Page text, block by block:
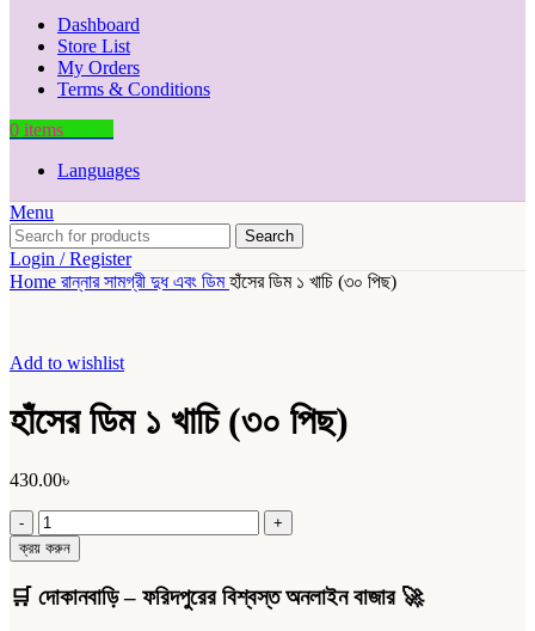
Dashboard
Store List
My Orders
Terms & Conditions
0 items
Languages
Menu
Search
Login / Register
Home রান্নার সামগ্রী দুধ এবং ডিমহাঁসের ডিম ১ খাচি (৩০ পিছ)
Add to wishlist
হাঁসের ডিম ১ খাচি (৩০ পিছ)
430.00৳
হাঁসের
ডিম
১
(৩০
ক্রয় করুন
🛒 দোকানবাড়ি – ফরিদপুরের বিশ্বস্ত অনলাইন বাজার🚀